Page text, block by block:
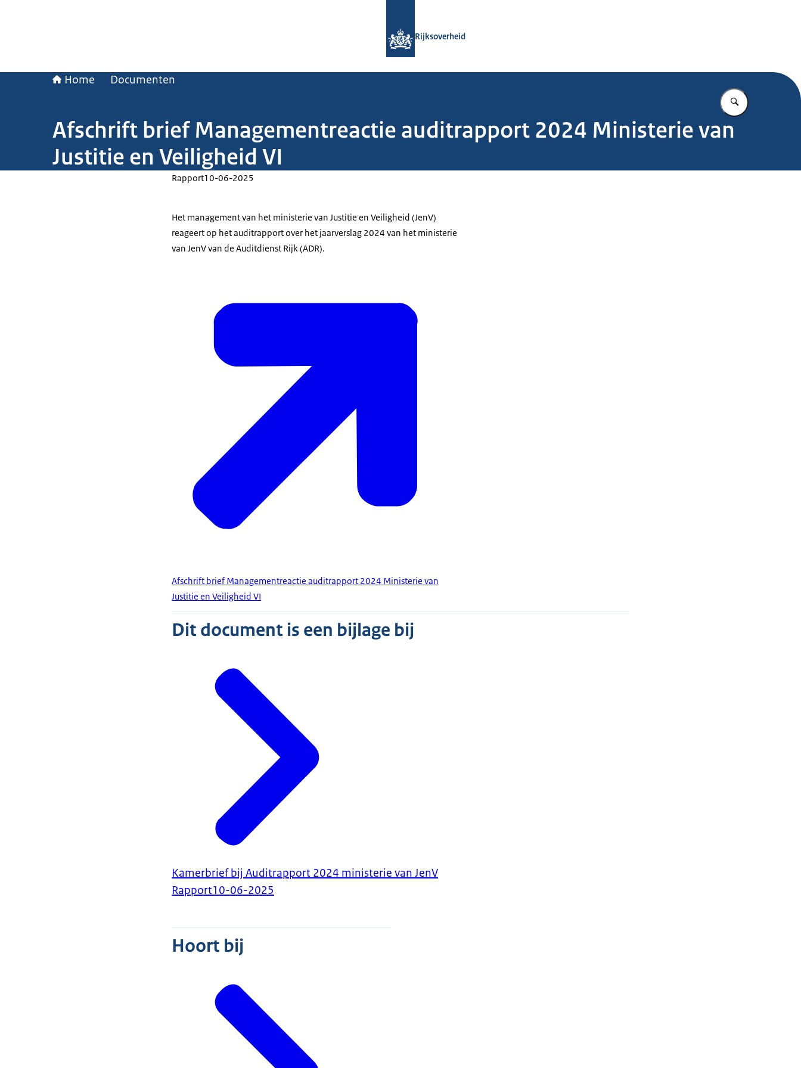
Rijksoverheid
Home Documenten
Vul in wat u
Afschrift brief Managementreactie auditrapport 2024 Ministerie van
Justitie en Veiligheid VI
Rapport10-06-2025
Het management van het ministerie van Justitie en Veiligheid (JenV)
reageert op het auditrapport over het jaarverslag 2024 van het ministerie
van JenV van de Auditdienst Rijk (ADR).
Afschrift brief Managementreactie auditrapport 2024 Ministerie van
Justitie en Veiligheid VI
Dit document is een bijlage bij
Kamerbrief bij Auditrapport 2024 ministerie van JenV
Rapport10-06-2025
Hoort bij